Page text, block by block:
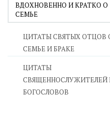
ВДОХНОВЕННО И КРАТКО О
СЕМЬЕ
ЦИТАТЫ СВЯТЫХ ОТЦОВ
СЕМЬЕ И БРАКЕ
ЦИТАТЫ
СВЯЩЕННОСЛУЖИТЕЛЕЙ
БОГОСЛОВОВ